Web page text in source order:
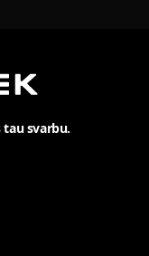
svarbu.